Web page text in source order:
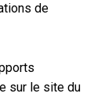
de
sur le site du